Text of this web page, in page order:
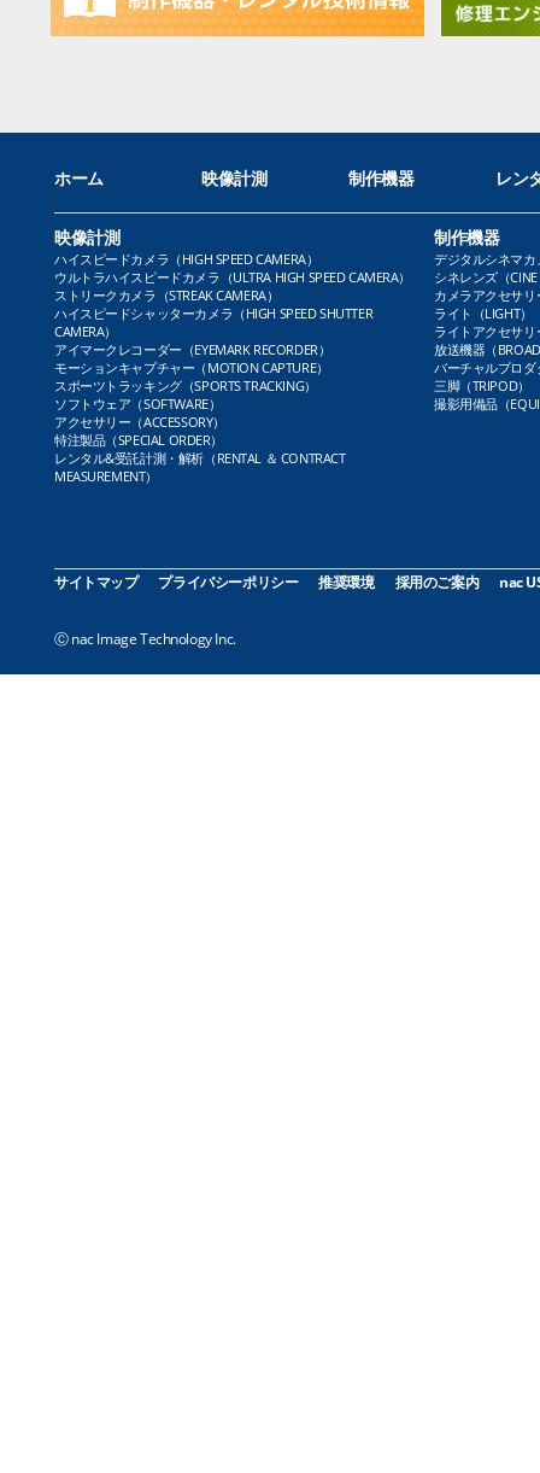
ホーム 映像計測 制作機器 レン
映像計測
ハイスピードカメラ（HIGH SPEED CAMERA）
ウルトラハイスピードカメラ（ULTRA HIGH SPEED CAMERA）
ストリークカメラ（STREAK CAMERA）
ハイスピードシャッターカメラ（HIGH SPEED SHUTTER
CAMERA）
アイマークレコーダー（EYEMARK RECORDER）
モーションキャプチャー（MOTION CAPTURE）
スポーツトラッキング（SPORTS TRACKING）
ソフトウェア（SOFTWARE）
アクセサリー（ACCESSORY）
特注製品（SPECIAL ORDER）
レンタル&受託計測・解析（RENTAL ＆ CONTRACT
MEASUREMENT）
制作機器
デジタルシネマカ
シネレンズ（CINE
カメラアクセサリ
ライト（LIGHT）
ライトアクセサリ
放送機器（
バーチャルプロダ
三脚（TRIPOD）
撮影用備品（
サイトマップ プライバシーポリシー 推奨環境 採用のご案内 nac
Ⓒ nac Image Technology Inc.